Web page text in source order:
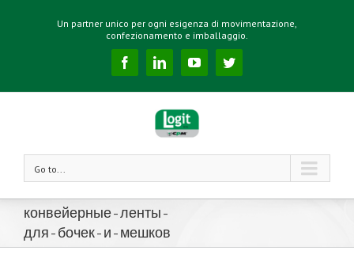
Un partner unico per ogni esigenza di movimentazione,
confezionamento e imballaggio.
FacebookLinkedinYouTubeTwitter
Go to...
конвейерные-ленты-
для-бочек-и-мешков